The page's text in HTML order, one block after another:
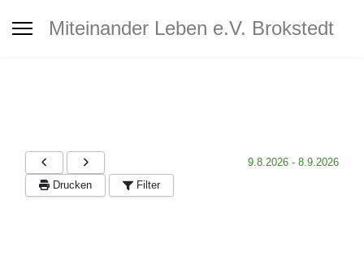
Miteinander Leben e.V. Brokstedt
MiLe Veranstaltungskalender
9.8.2026 - 8.9.2026
Drucken
Filter